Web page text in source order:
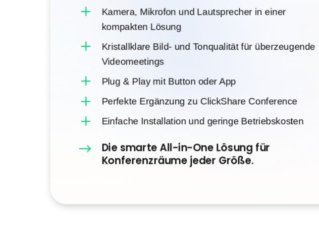
L
Kamera, Mikrofon und Lautsprecher in einer
kompakten Lösung
L Kristallklare Bild- und Tonqualität für überzeugende
Videomeetings
L Plug & Play mit Button oder App
L Perfekte Ergänzung zu ClickShare Conference
L Einfache Installation und geringe Betriebskosten
$
Die smarte All-in-One Lösung für
Konferenzräume jeder Größe.